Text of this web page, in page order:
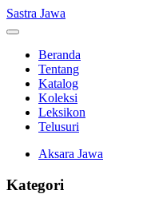
Sastra Jawa
Beranda
Tentang
Katalog
Koleksi
Leksikon
Telusuri
Aksara Jawa
Kategori